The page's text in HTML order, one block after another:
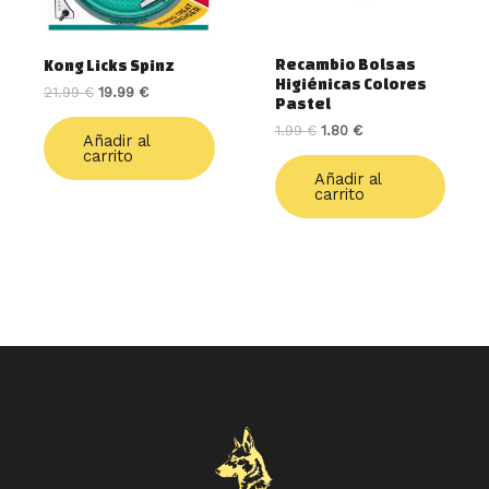
Kong Licks Spinz
21.99€ 19.99 €
Añadir al
carrito
Recambio Bolsas
Higiénicas Colores
Pastel
1.99€ 1.80 €
Añadir al
carrito